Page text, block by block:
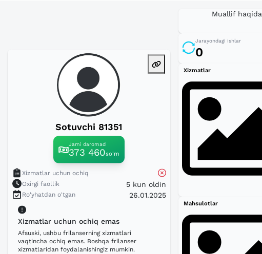
Sotuvchi 81351
Jami daromad
373 460so'm
Xizmatlar uchun ochiq
Oxirgi faollik
5 kun oldin
Ro'yhatdan o'tgan 26.01.2025
Xizmatlar uchun ochiq emas
Afsuski, ushbu frilanserning xizmatlari
vaqtincha ochiq emas. Boshqa frilanser
xizmatlaridan foydalanishingiz mumkin.
Muallif haqida
Jarayondagi ishlar
0
Xizmatlar
Mahsulotlar